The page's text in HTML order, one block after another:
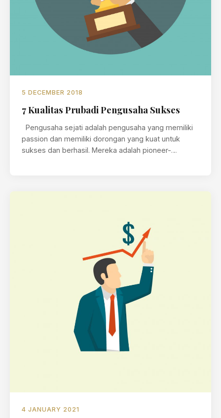
5 DECEMBER 2018
7 Kualitas Prubadi Pengusaha Sukses
Pengusaha sejati adalah pengusaha yang memiliki
passion dan memiliki dorongan yang kuat untuk
sukses dan berhasil. Mereka adalah pioneer-
4 JANUARY 2021